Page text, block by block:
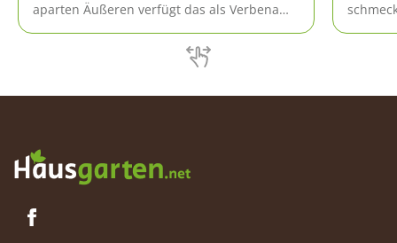
aparten Äußeren verfügt das als Verbena
Eigenschaften. Bei Pflege und Standort stellt
dieses gewisse Anforderungen.